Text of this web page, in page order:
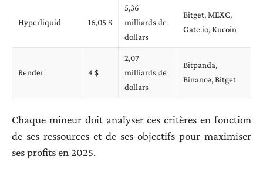
Hyperliquid 16,05 $
5,36
milliards de
dollars
Bitget, MEXC,
Gate.io, Kucoin
Render 4 $
2,07
milliards de
dollars
Bitpanda,
Binance, Bitget
Chaque mineur doit analyser ces critères en fonction
de ses ressources et de ses objectifs pour maximiser
ses profits en 2025.